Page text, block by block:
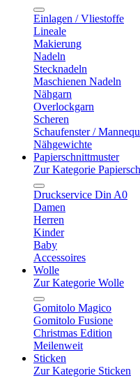
Einlagen / Vliestoffe
Lineale
Makierung
Nadeln
Stecknadeln
Maschienen Nadeln
Nähgarn
Overlockgarn
Scheren
Schaufenster /
Nähgewichte
Papierschnittmuster
Zur Kategorie
Druckservice Din A0
Damen
Herren
Kinder
Baby
Accessoires
Wolle
Zur Kategorie Wolle
Gomitolo Magico
Gomitolo Fusione
Christmas Edition
Meilenweit
Sticken
Zur Kategorie Sticken